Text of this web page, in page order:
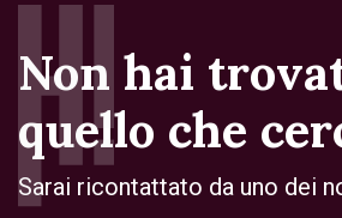
Non hai
quello che
Sarai ricontattato da uno dei